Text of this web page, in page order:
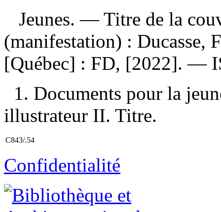
Jeunes. — Titre de la
(manifestation) : Ducasse,
[Québec] : FD, [2022]. —
1. Documents pour la
illustrateur II. Titre.
C843/.54
Confidentialité